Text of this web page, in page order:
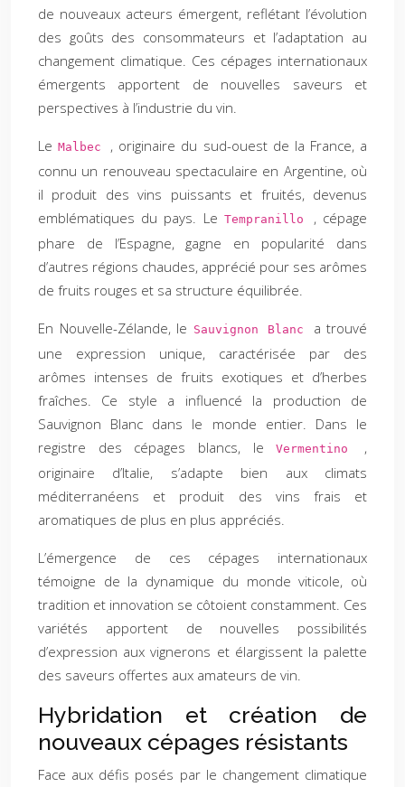
de nouveaux acteurs émergent, reflétant l’évolution
des goûts des consommateurs et l’adaptation au
changement climatique. Ces cépages internationaux
émergents apportent de nouvelles saveurs et
perspectives à l’industrie du vin.
LeMalbec , originaire du sud-ouest de la France, a
connu un renouveau spectaculaire en Argentine, où
il produit des vins puissants et fruités, devenus
emblématiques du pays. Le Tempranillo , cépage
phare de l’Espagne, gagne en popularité dans
d’autres régions chaudes, apprécié pour ses arômes
de fruits rouges et sa structure équilibrée.
En Nouvelle-Zélande, le Sauvignon Blanc a trouvé
une expression unique, caractérisée par des
arômes intenses de fruits exotiques et d’herbes
fraîches. Ce style a influencé la production de
Sauvignon Blanc dans le monde entier. Dans le
registre des cépages blancs, leVermentino ,
originaire d’Italie, s’adapte bien aux climats
méditerranéens et produit des vins frais et
aromatiques de plus en plus appréciés.
L’émergence de ces cépages internationaux
témoigne de la dynamique du monde viticole, où
tradition et innovation se côtoient constamment. Ces
variétés apportent de nouvelles possibilités
d’expression aux vignerons et élargissent la palette
des saveurs offertes aux amateurs de vin.
Hybridation et création de
nouveaux cépages résistants
Face aux défis posés par le changement climatique